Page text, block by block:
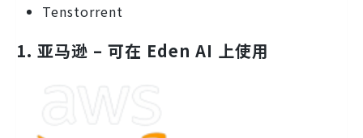
Tenstorrent
1. 亚马逊 – 可在 Eden AI 上使用